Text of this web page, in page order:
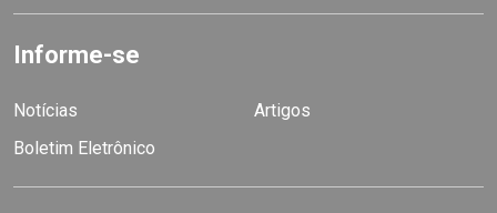
Informe-se
Notícias
Artigos
Boletim Eletrônico